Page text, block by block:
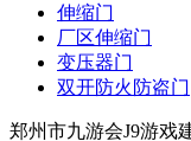
伸缩门
厂区伸缩门
变压器门
双开防火防盗门
郑州市九游会J9游戏